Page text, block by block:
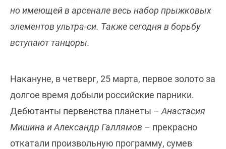
но имеющей в арсенале весь набор прыжковых
элементов ультра-си. Также сегодня в борьбу
вступают танцоры.
Накануне, в четверг, 25 марта, первое золото за
долгое время добыли российские парники.
Дебютанты первенства планеты – Анастасия
Мишина и Александр Галлямов – прекрасно
откатали произвольную программу, сумев